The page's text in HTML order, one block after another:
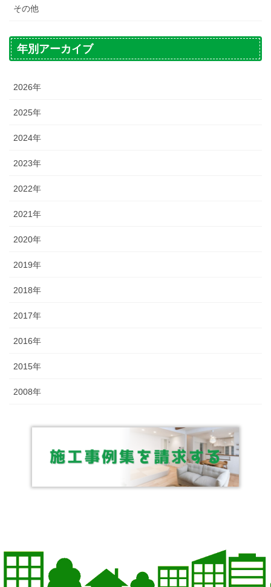
その他
年別アーカイブ
2026年
2025年
2024年
2023年
2022年
2021年
2020年
2019年
2018年
2017年
2016年
2015年
2008年